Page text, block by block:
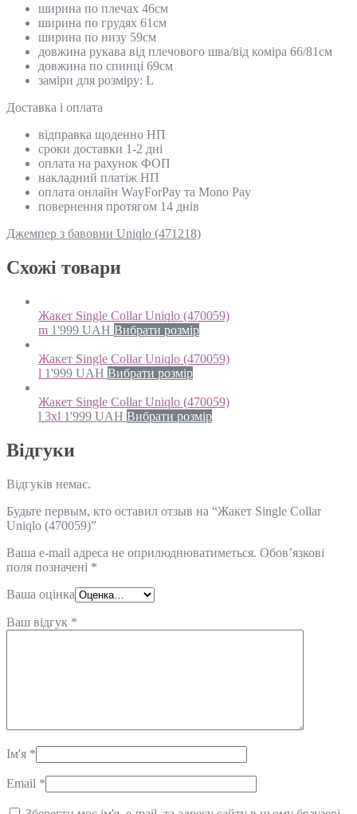
ширина по плечах 46см
ширина по грудях 61см
ширина по низу 59см
довжина рукава від плечового шва/від коміра 66/81см
довжина по спинці 69см
заміри для розміру: L
Доставка і оплата
відправка щоденно НП
сроки доставки 1-2 дні
оплата на рахунок ФОП
накладний платіж НП
оплата онлайн WayForPay та Mono Pay
повернення протягом 14 днів
Джемпер з бавовни Uniqlo (471218)
Схожi товари
Жакет Single Collar Uniqlo (470059)
m 1'999 UAH Вибрати розмір
Жакет Single Collar Uniqlo (470059)
l 1'999 UAH Вибрати розмір
Жакет Single Collar Uniqlo (470059)
l 3xl 1'999 UAH Вибрати розмір
Відгуки
Відгуків немає.
Будьте первым, кто оставил отзыв на “Жакет Single Collar
Uniqlo (470059)”
Ваша e-mail адреса не оприлюднюватиметься. Обов’язкові
поля позначені *
Ваша оцінка
Ваш відгук *
Ім'я *
Email *